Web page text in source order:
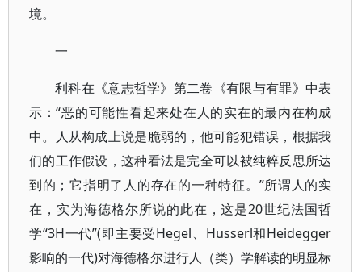
境。
一
利科在《意志哲学》第二卷《有限与有罪》中表
示：“恶的可能性看起来处在人的实在的最内在构成
中。人从构成上说是脆弱的，他可能犯错误，根据我
们的工作假设，这种看法是完全可以被纯粹反思所达
到的；它指明了人的存在的一种特征。”所谓人的实
在，实为海德格尔所说的此在，这是20世纪法国哲
学“3H一代”(即主要受Hegel、Husserl和Heidegger
影响的一代)对海德格尔进行人（类）学解读的明显标